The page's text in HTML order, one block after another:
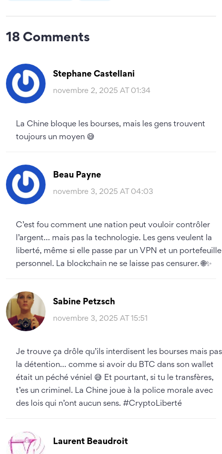
18 Comments
Stephane Castellani
novembre 2, 2025 AT 01:34
La Chine bloque les bourses, mais les gens trouvent
toujours un moyen 😅
Beau Payne
novembre 3, 2025 AT 04:03
C’est fou comment une nation peut vouloir contrôler
l’argent… mais pas la technologie. Les gens veulent la
liberté, même si elle passe par un VPN et un portefeuille
personnel. La blockchain ne se laisse pas censurer. 🌐✨
Sabine Petzsch
novembre 3, 2025 AT 15:51
Je trouve ça drôle qu’ils interdisent les bourses mais pas
la détention… comme si avoir du BTC dans son wallet
était un péché véniel 😅 Et pourtant, si tu le transfères,
t’es un criminel. La Chine joue à la police morale avec
des lois qui n’ont aucun sens. #CryptoLiberté
Laurent Beaudroit